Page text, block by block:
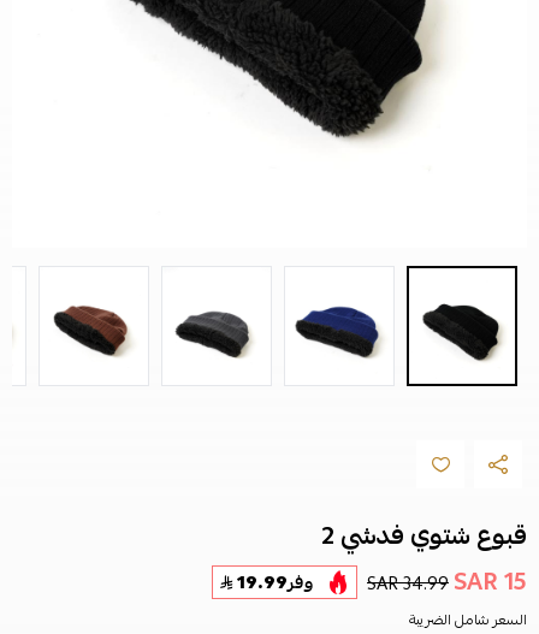
قبوع شتوي فدشي 2
15 SAR
34.99 SAR وفر19.99
السعر شامل الضريبة